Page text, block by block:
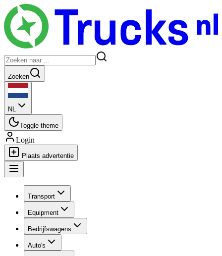
Zoeken
NL
Toggle theme
Login
Plaats advertentie
Transport
Equipment
Bedrijfswagens
Auto's